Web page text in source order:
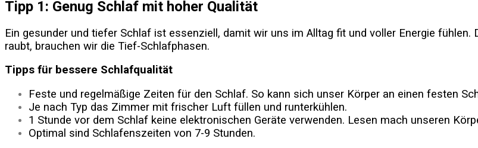
Tipp 1: Genug Schlaf mit hoher Qualität
Ein gesunder und tiefer Schlaf ist essenziell, damit wir uns im Alltag fit und voller Energie
raubt, brauchen wir die Tief-Schlafphasen.
Tipps für bessere Schlafqualität
Feste und regelmäßige Zeiten für den Schlaf. So kann sich unser Körper an einen festen
Je nach Typ das Zimmer mit frischer Luft füllen und runterkühlen.
1 Stunde vor dem Schlaf keine elektronischen Geräte verwenden. Lesen mach unseren
Optimal sind Schlafenszeiten von 7-9 Stunden.